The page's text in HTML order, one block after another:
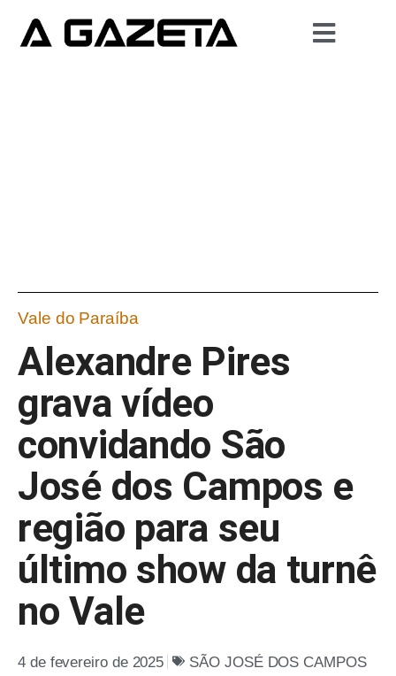
Vale do Paraíba
Alexandre Pires
grava vídeo
convidando São
José dos Campos e
região para seu
último show da turnê
no Vale
4 de fevereiro de 2025 SÃO JOSÉ DOS CAMPOS